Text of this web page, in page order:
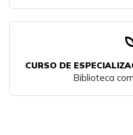
CURSO DE
Biblioteca